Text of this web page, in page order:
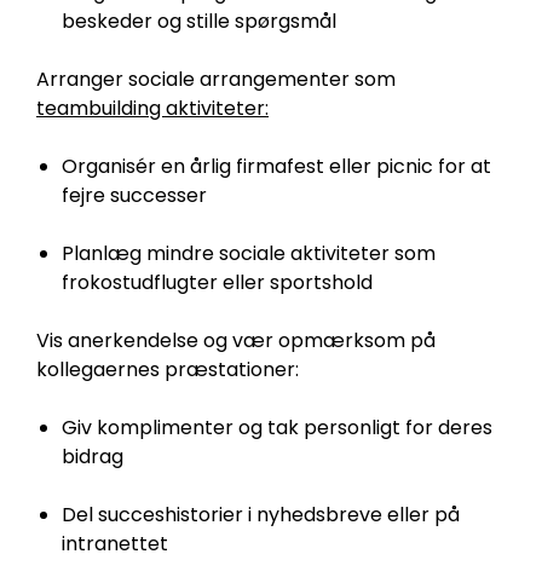
beskeder og stille spørgsmål
Arranger sociale arrangementer som
teambuilding aktiviteter:
Organisér en årlig firmafest eller picnic for at
fejre successer
Planlæg mindre sociale aktiviteter som
frokostudflugter eller sportshold
Vis anerkendelse og vær opmærksom på
kollegaernes præstationer:
Giv komplimenter og tak personligt for deres
bidrag
Del succeshistorier i nyhedsbreve eller på
intranettet